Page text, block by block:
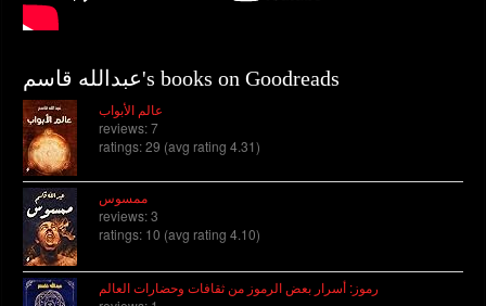
عبدالله قاسم's books on Goodreads
عالم الأبواب
reviews: 7
ratings: 29 (avg rating 4.31)
ممسوس
reviews: 3
ratings: 10 (avg rating 4.10)
رموز: أسرار بعض الرموز من ثقافات وحضارات العالم